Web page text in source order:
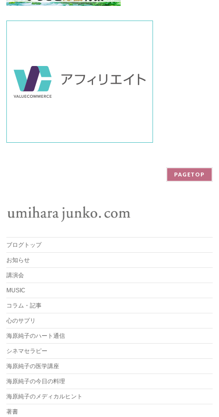
PAGETOP
ブログトップ
お知らせ
講演会
MUSIC
コラム・記事
心のサプリ
海原純子のハート通信
シネマセラピー
海原純子の医学講座
海原純子の今日の料理
海原純子のメディカルヒント
著書